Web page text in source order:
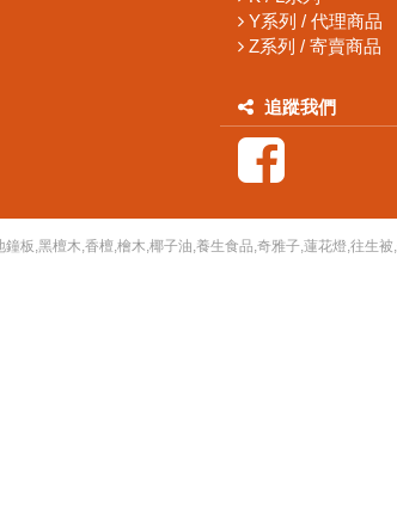
Y系列 / 代理商品
Z系列 / 寄賣商品
追蹤我們
板,黑檀木,香檀,檜木,椰子油,養生食品,奇雅子,蓮花燈,往生